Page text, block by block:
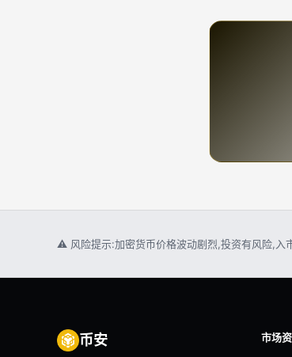
⚠ 风险提示:加密货币价格波动剧烈,投资有风险,入
币安 市场